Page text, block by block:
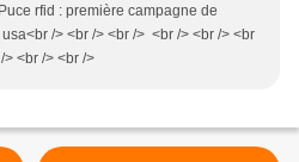
rfid : première campagne de
/> <br /> <br /> <br /> <br /> <br
<br /> <br />